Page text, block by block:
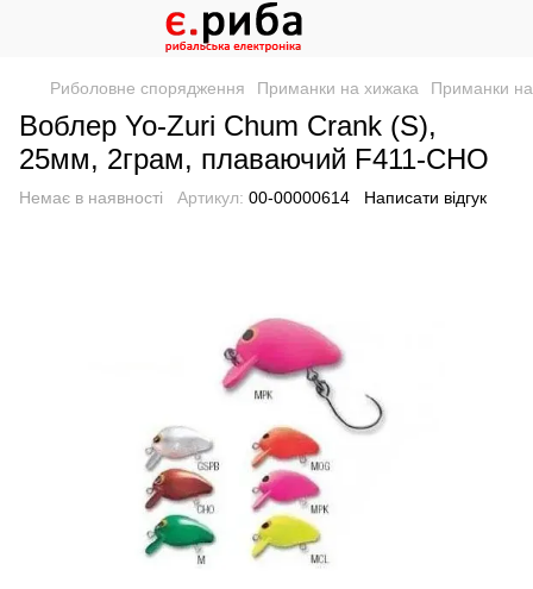
Риболовне спорядження Приманки на хижака Приманки
Воблер Yo-Zuri Chum Crank (S),
25мм, 2грам, плаваючий F411-CHO
Немає в наявності Артикул: 00-00000614 Написати відгук